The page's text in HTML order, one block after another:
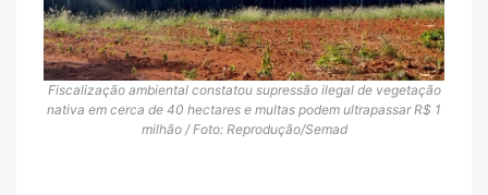
Fiscalização ambiental constatou supressão ilegal de vegetação
nativa em cerca de 40 hectares e multas podem ultrapassar R$ 1
milhão / Foto: Reprodução/Semad